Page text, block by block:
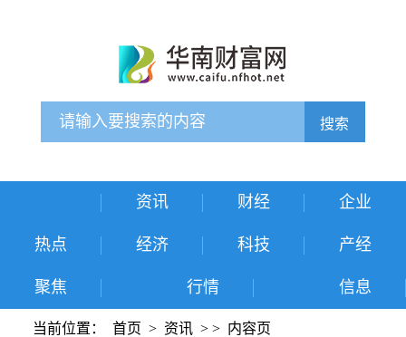
搜索
资讯 财经 企业
热点 经济 科技 产经
聚焦 行情 信息
当前位置： 首页 > 资讯 > > 内容页